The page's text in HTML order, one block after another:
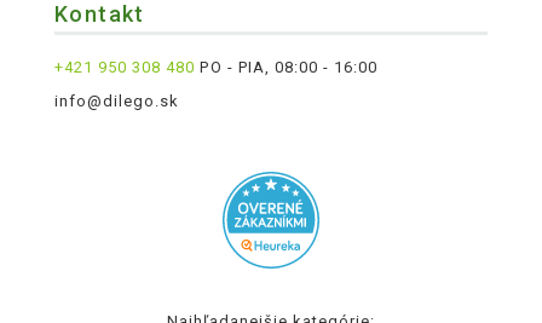
Kontakt
+421 950 308 480 PO - PIA, 08:00 - 16:00
info@dilego.sk